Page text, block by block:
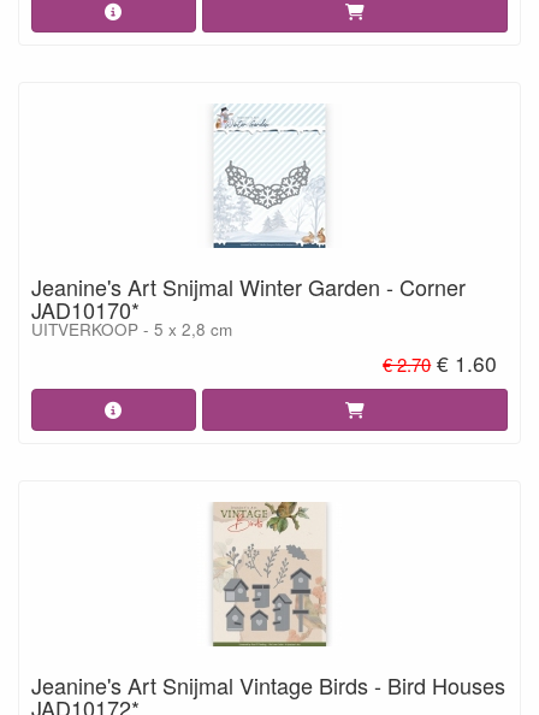
Jeanine's Art Snijmal Winter Garden - Corner
JAD10170*
UITVERKOOP - 5 x 2,8 cm
€ 2.70 € 1.60
Jeanine's Art Snijmal Vintage Birds - Bird Houses
JAD10172*